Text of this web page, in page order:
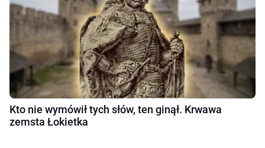
Kto nie wymówił tych słów, ten ginął. Krwawa
zemsta Łokietka